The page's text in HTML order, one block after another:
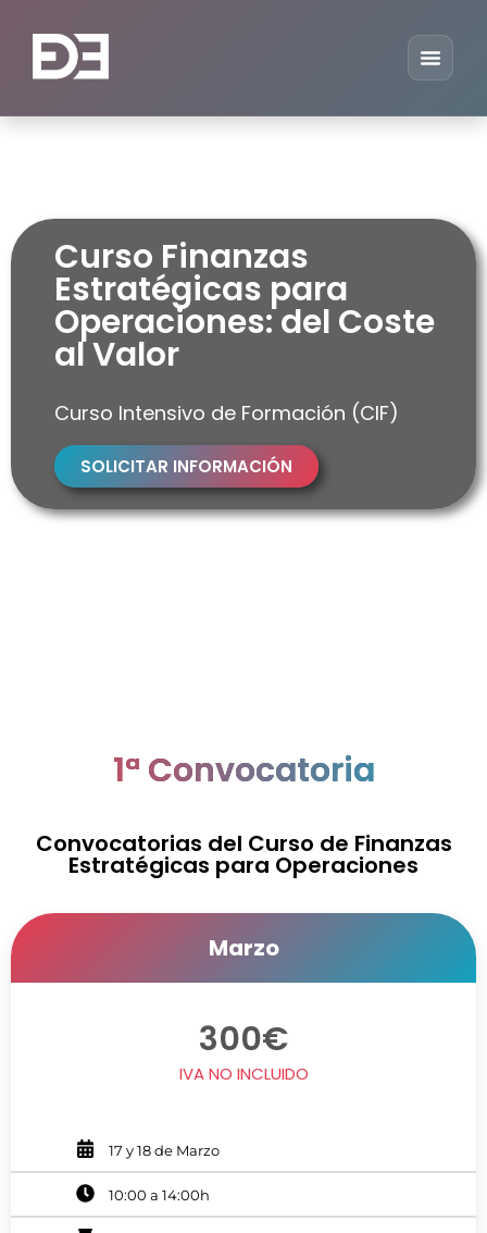
Curso Finanzas
Estratégicas para
Operaciones: del Coste
al Valor
Curso Intensivo de Formación (CIF)
SOLICITAR INFORMACIÓN
1ª Convocatoria
Convocatorias del Curso de Finanzas
Estratégicas para Operaciones
Marzo
300€
IVA NO INCLUIDO
17 y 18 de Marzo
10:00 a 14:00h